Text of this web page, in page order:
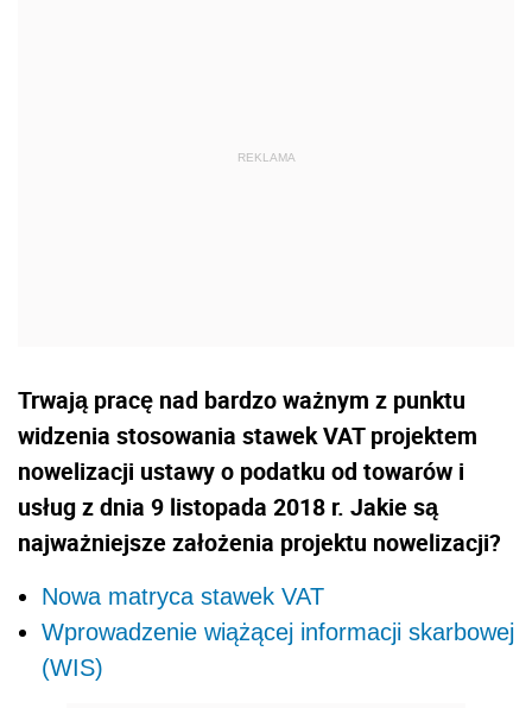
Trwają pracę nad bardzo ważnym z punktu
widzenia stosowania stawek VAT projektem
nowelizacji ustawy o podatku od towarów i
usług z dnia 9 listopada 2018 r. Jakie są
najważniejsze założenia projektu nowelizacji?
Nowa matryca stawek VAT
Wprowadzenie wiążącej informacji skarbowej
(WIS)